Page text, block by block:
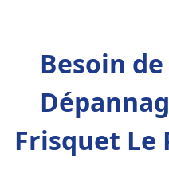
Besoin
Frisquet Le